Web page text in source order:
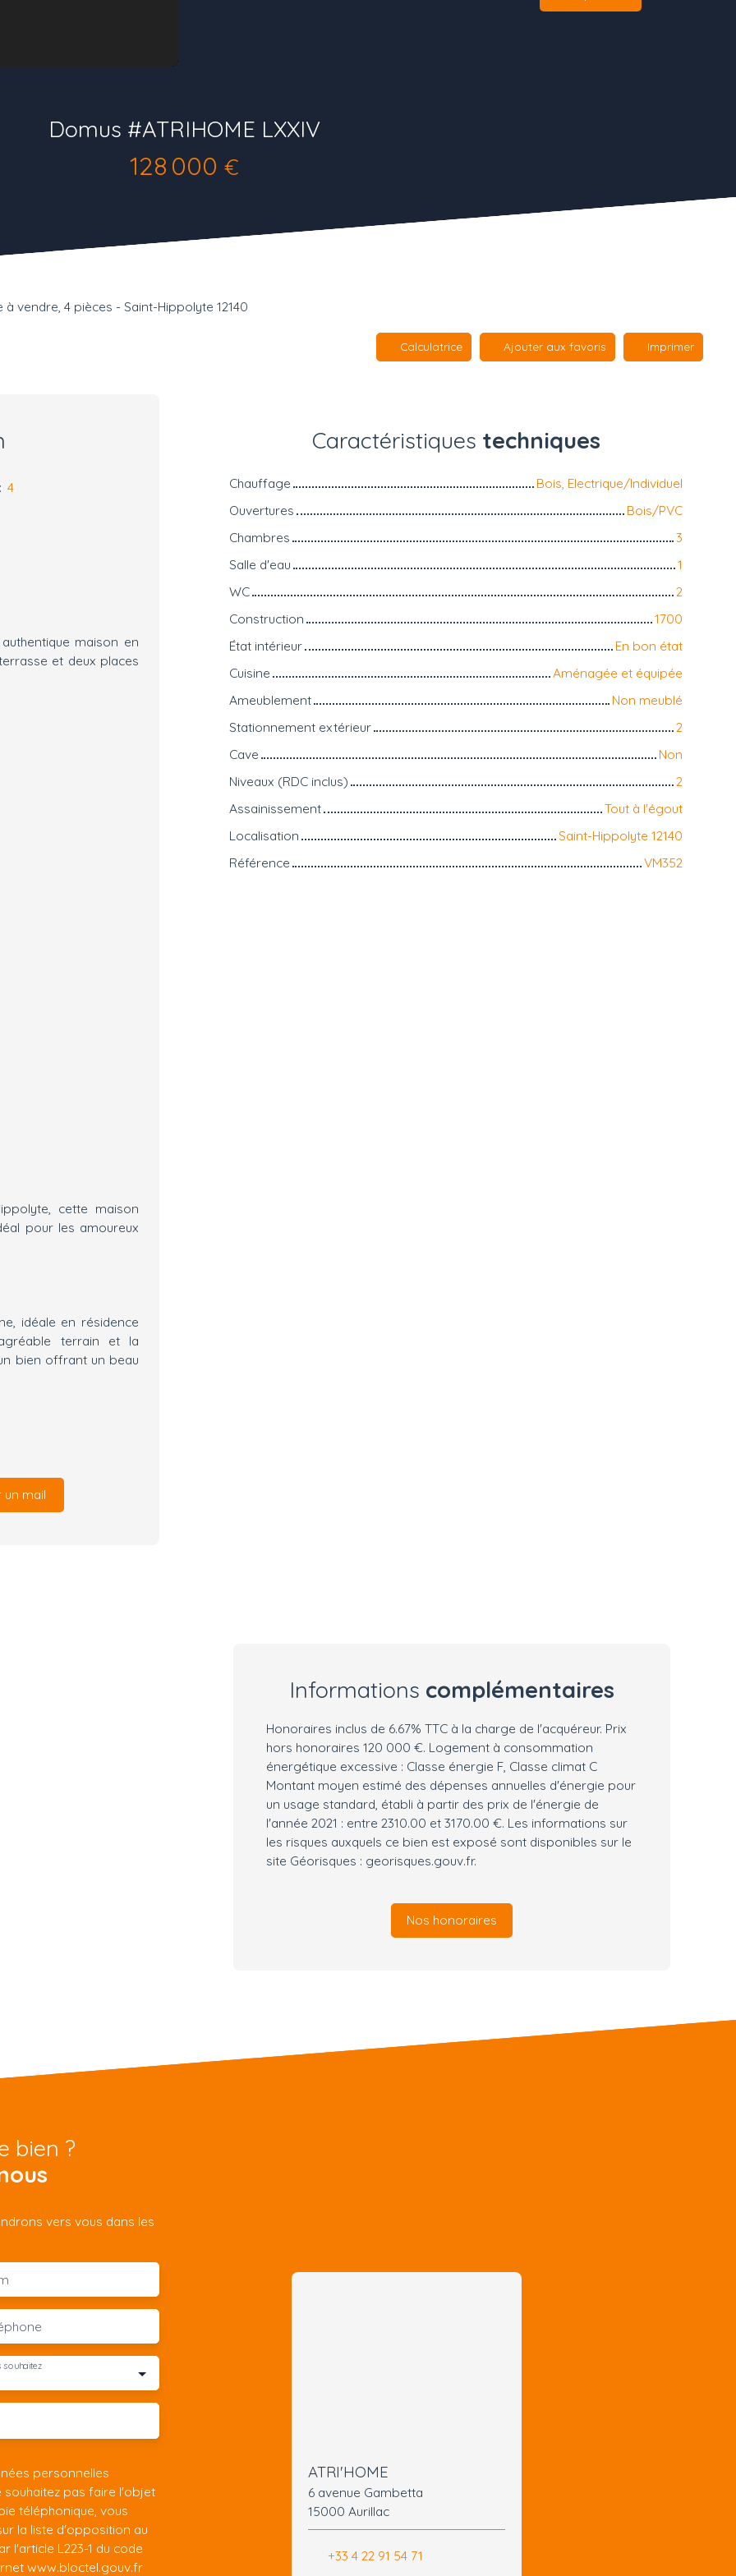
Domus #ATRIHOME LXXIV
128 000 €
à vendre, 4 pièces - Saint-Hippolyte 12140
Calculatrice Ajouter aux favoris Imprimer
: 4
maison en
et deux places
cette maison
pour les amoureux
idéale en résidence
terrain et la
bien offrant un beau
un mail
Caractéristiques techniques
Chauffage
Bois, Electrique/Individuel
Ouvertures
Bois/PVC
Chambres
3
Salle d'eau
1
WC
2
Construction
1700
État intérieur
En bon état
Cuisine
Aménagée et équipée
Ameublement
Non meublé
Stationnement extérieur
2
Cave
Non
Niveaux (RDC inclus)
2
Assainissement
Tout à l'égout
Localisation
Saint-Hippolyte 12140
Référence
VM352
Informations complémentaires
Honoraires inclus de 6.67% TTC à la charge de l'acquéreur. Prix
hors honoraires 120 000 €. Logement à consommation
énergétique excessive : Classe énergie F, Classe climat C
Montant moyen estimé des dépenses annuelles d'énergie pour
un usage standard, établi à partir des prix de l'énergie de
l'année 2021 : entre 2310.00 et 3170.00 €. Les informations sur
les risques auxquels ce bien est exposé sont disponibles sur le
site Géorisques : georisques.gouv.fr.
Nos honoraires
bien ?
vers vous dans les
souhaitez
personnelles
souhaitez pas faire l'objet
téléphonique, vous
la liste d'opposition au
l'article L223-1 du code
www.bloctel.gouv.fr
ATRI'HOME
6 avenue Gambetta
15000 Aurillac
+33 4 22 91 54 71